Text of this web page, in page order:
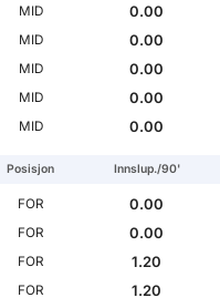
MID
0.00
MID
0.00
MID
0.00
MID
0.00
MID 0.00
Posisjon Innslup./90'
FOR
0.00
FOR
0.00
FOR
1.20
FOR
1.20